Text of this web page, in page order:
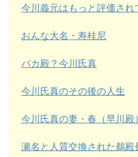
今川義元はもっと評価され
おんな大名・寿桂尼
バカ殿？今川氏真
今川氏真のその後の人生
今川氏真の妻・春（早川殿
瀬名と人質交換された鵜殿